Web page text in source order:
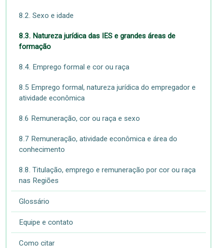
8.2. Sexo e idade
8.3. Natureza jurídica das IES e grandes áreas de
formação
8.4. Emprego formal e cor ou raça
8.5 Emprego formal, natureza jurídica do empregador e
atividade econômica
8.6 Remuneração, cor ou raça e sexo
8.7 Remuneração, atividade econômica e área do
conhecimento
8.8. Titulação, emprego e remuneração por cor ou raça
nas Regiões
Glossário
Equipe e contato
Como citar